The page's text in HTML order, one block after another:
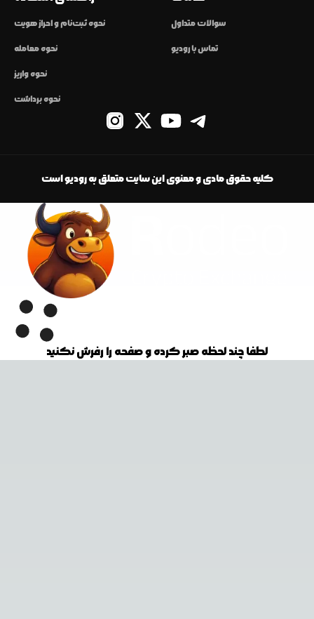
نحوه ثبت‌نام و احراز هویت
نحوه معامله
نحوه واریز
نحوه برداشت
سوالات متداول
تماس با رودیو
کلیه حقوق مادی و معنوی این سایت متعلق به رودیو است
لطفا چند لحظه صبر کرده و صفحه را رفرش نکنید